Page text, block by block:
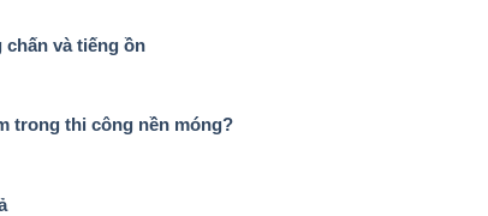
và tiếng ồn
trong thi công nền móng?